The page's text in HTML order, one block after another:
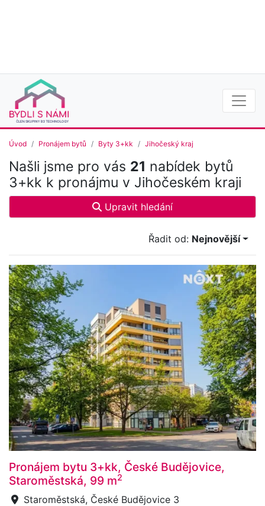
Úvod Pronájem bytů Byty 3+kk Jihočeský kraj
Našli jsme pro vás 21 nabídek bytů
3+kk k pronájmu v Jihočeském kraji
Upravit hledání
Řadit od: Nejnovější
Pronájem bytu 3+kk, České Budějovice,
Staroměstská, 99 m2
Staroměstská, České Budějovice 3